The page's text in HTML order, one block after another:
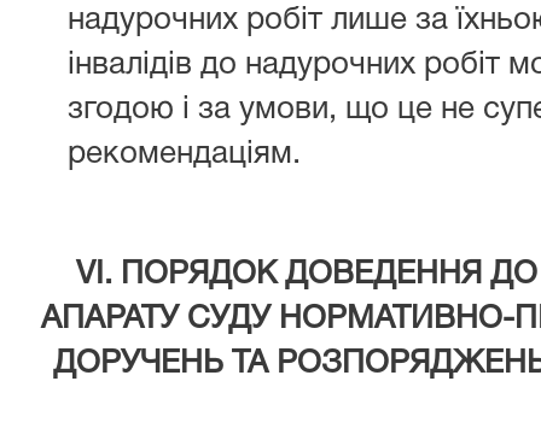
надурочних робіт лише за
інвалідів до надурочних робіт
згодою і за умови, що це не
рекомендаціям.
VІ. ПОРЯДОК ДОВЕДЕННЯ
АПАРАТУ СУДУ НОРМАТИВНО-
ДОРУЧЕНЬ ТА